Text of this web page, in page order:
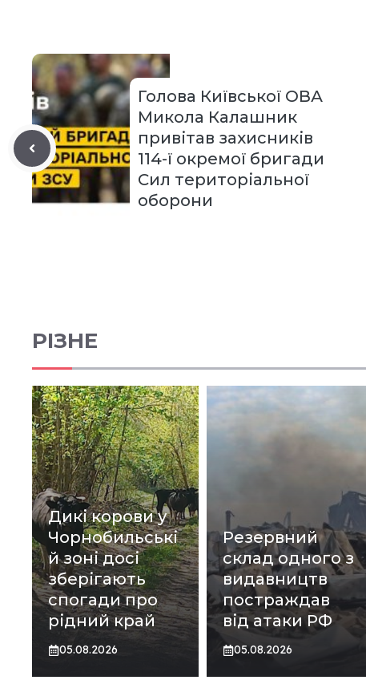
Голова Київської ОВА
Микола Калашник
привітав захисників
114-ї окремої бригади
Сил територіальної
оборони
РІЗНЕ
Дикі корови у
Чорнобильські
й зоні досі
зберігають
спогади про
рідний край
05.08.2026
Резервний
склад одного з
видавництв
постраждав
від атаки РФ
05.08.2026